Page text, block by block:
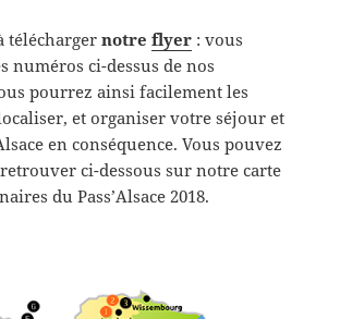
téléchargernotreflyer : vous
numéros ci-dessus de nos
pourrez ainsi facilement les
et organiser votre séjour et
en conséquence. Vous pouvez
ci-dessous sur notre carte
du Pass’Alsace 2018.